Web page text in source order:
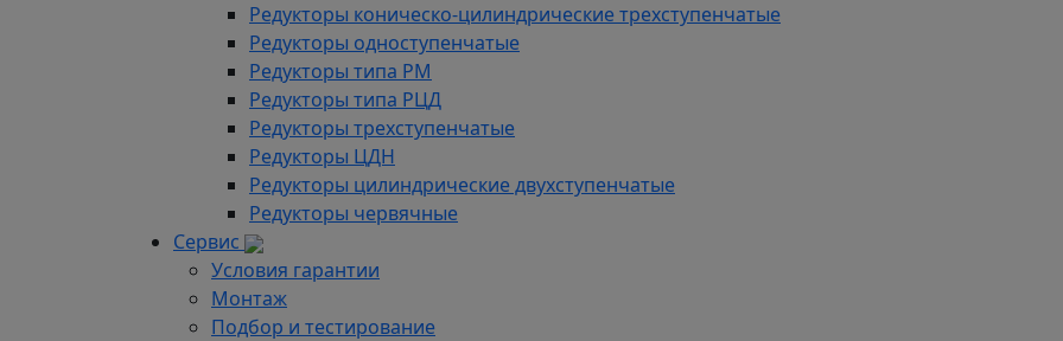
Редукторы коническо-цилиндрические трехступенчатые
Редукторы одноступенчатые
Редукторы типа РМ
Редукторы типа РЦД
Редукторы трехступенчатые
Редукторы ЦДН
Редукторы цилиндрические двухступенчатые
Редукторы червячные
Сервис
Условия гарантии
Монтаж
Подбор и тестирование